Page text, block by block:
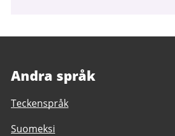
Andra språk
Teckenspråk
Suomeksi